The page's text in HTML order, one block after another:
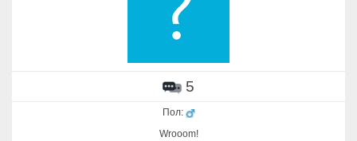
5
Пол:
Wrooom!